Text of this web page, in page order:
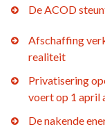
De ACOD
Afschaffing
realiteit
Privatisering
voert op 1 april
De nakende